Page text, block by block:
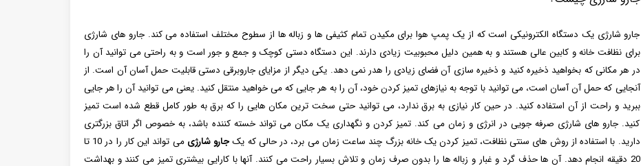
جارو شارژی یک دستگاه الکترونیکی است که از یک پمپ هوا برای مکیدن تمام کثیفی ها و زباله ها از سطوح مختلف استفاده می کند. جارو های شارژی
برای نظافت خانه و کابین عالی هستند و به همین دلیل محبوبیت زیادی دارند. این دستگاه دستی کوچک و جمع و جور است و به راحتی می توانید آن را
در هر مکانی که بخواهید ذخیره کنید و ذخیره سازی آن فضای زیادی را هدر نمی دهد. یکی دیگر از مزایای جاروبرقی دستی قابلیت حمل آسان آن است. از
آنجایی که حمل آن آسان است، می توانید با توجه به نیازهای تمیز کردن خود، آن را به هر جایی که می خواهید منتقل کنید. یعنی می توانید آن را هر جایی
ببرید و راحت از آن استفاده کنید. در حین کار نیازی به برق ندارد، می توانید حتی سخت ترین مکان هایی را که برق به طور کامل قطع شده است تمیز
کنید. جارو های شارژی صرفه جویی در انرژی و زمان می کند. تمیز کردن و نگهداری یک مکان می تواند خسته کننده باشد، به خصوص اگر اتاق بزرگتری
دارید. با استفاده از روش های سنتی نظافت، تمیز کردن یک خانه بزرگ چند ساعت زمان می برد، در حالی که یکجارو شارژی
می تواند این کار را در 10 تا
20 دقیقه انجام دهد. آن ها حذف گرد و غبار و زباله ها را بدون صرف زمان و تلاش بسیار راحت می کنند. آنها با کارایی بیشتری تمیز می کنند و بهداشت